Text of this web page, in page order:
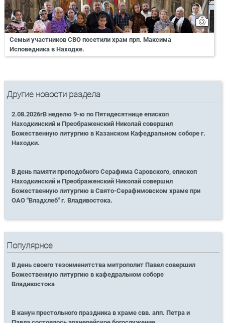
Семьи участников СВО посетили храм прп. Максима
Исповедника в Находке.
Другие новости раздела
2.08.2026гВ неделю 9-ю по Пятидесятнице епископ
Находкинский и Преображенский Николай совершил
Божественную литургию в Казанском Кафедральном соборе г.
Находки.
В день памяти преподобного Серафима Саровского, епископ
Находкинский и Преображенский Николай совершил
Божественную литургию в Свято-Серафимовском храме при
ОАО "Владхлеб" г. Владивостока.
Популярное
В день своего тезоименитства митрополит Павел совершил
Божественную литургию в кафедральном соборе
Владивостока
В канун престольного праздника в храме свв. апп. Петра и